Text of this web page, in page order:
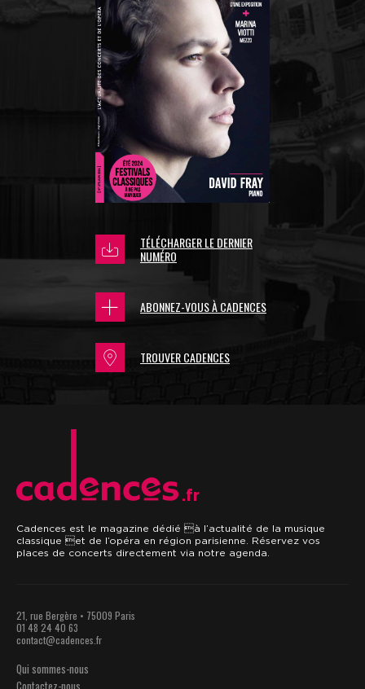
TÉLÉCHARGER LE DERNIER
NUMÉRO
ABONNEZ-VOUS À CADENCES
TROUVER CADENCES
.fr
Cadences est le magazine dédié à l’actualité de la musique
classique et de l’opéra en région parisienne. Réservez vos
places de concerts directement via notre agenda.
21, rue Bergère • 75009 Paris
01 48 24 40 63
contact@cadences.fr
Qui sommes-nous